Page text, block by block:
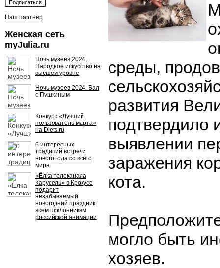
Наш партнёр
Женская сеть
myJulia.ru
Ночь музеев 2024.
Народное искусство на
высшем уровне
Ночь музеев 2024. Бал
с Пушкиным
Конкурс «Лучший
пользователь марта»
на Diets.ru
6 интересных
традиций встречи
нового года со всего
мира
«Ёлка телеканала
Карусель» в Крокусе
подарит
незабываемый
новогодний праздник
всем поклонникам
российской анимации
среды,
развития
выявлении
заражения
кота.
могло быть
хозяев.